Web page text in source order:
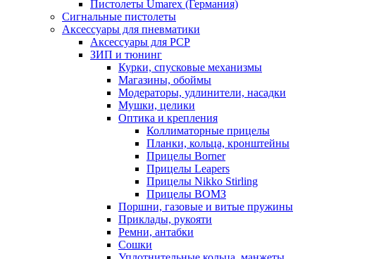
Пистолеты Umarex (Германия)
Сигнальные пистолеты
Аксессуары для пневматики
Аксессуары для PCP
ЗИП и тюнинг
Курки, спусковые механизмы
Магазины, обоймы
Модераторы, удлинители, насадки
Мушки, целики
Оптика и крепления
Коллиматорные прицелы
Планки, кольца, кронштейны
Прицелы Borner
Прицелы Leapers
Прицелы Nikko Stirling
Прицелы ВОМЗ
Поршни, газовые и витые пружины
Приклады, рукояти
Ремни, антабки
Сошки